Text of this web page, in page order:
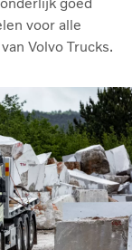
voor alle
Volvo Trucks.